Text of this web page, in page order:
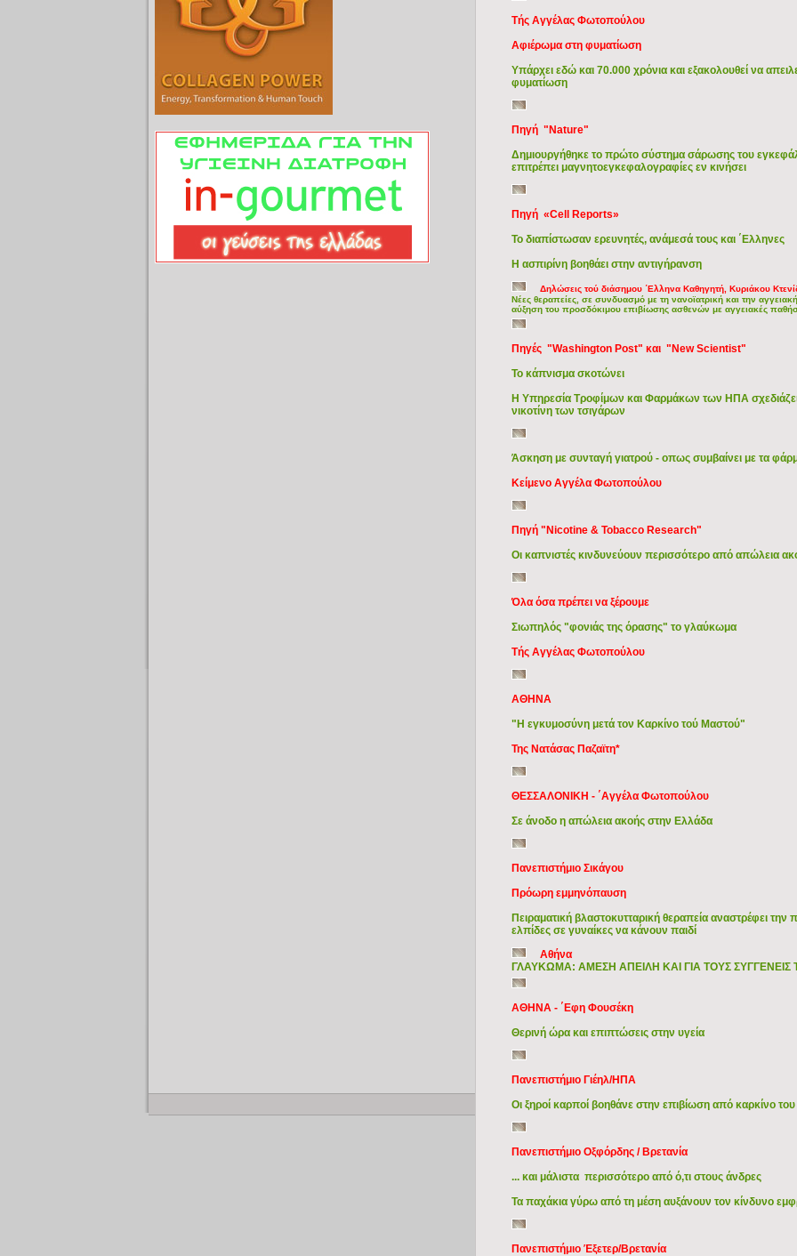
Copyright © 2009 Ιατρικά Θέματα
Τής Αγγέλας Φωτοπούλου
Αφιέρωμα στη φυματίωση
Υπάρχει εδώ και 70.000 χρόνια και εξακολουθεί να
φυματίωση
Πηγή "Nature"
Δημιουργήθηκε το πρώτο σύστημα σάρωσης του
επιτρέπει μαγνητοεγκεφαλογραφίες εν κινήσει
Πηγή «Cell Reports»
Το διαπίστωσαν ερευνητές, ανάμεσά τους και ΄Ελληνες
H ασπιρίνη βοηθάει στην αντιγήρανση
Δηλώσεις τού διάσημου ΄Ελληνα Καθηγητή, Κυριάκου
Νέες θεραπείες, σε συνδυασμό με τη νανοϊατρική και την
αύξηση του προσδόκιμου επιβίωσης ασθενών με αγγειακές
Πηγές "Washington Post" και "New Scientist"
Το κάπνισμα σκοτώνει
Η Υπηρεσία Τροφίμων και Φαρμάκων των ΗΠΑ
νικοτίνη των τσιγάρων
Άσκηση με συνταγή γιατρού - οπως συμβαίνει με τα
Κείμενο Αγγέλα Φωτοπούλου
Πηγή "Nicotine & Tobacco Research"
Οι καπνιστές κινδυνεύουν περισσότερο από απώλεια
Όλα όσα πρέπει να ξέρουμε
Σιωπηλός "φονιάς της όρασης" το γλαύκωμα
Τής Αγγέλας Φωτοπούλου
ΑΘΗΝΑ
"Η εγκυμοσύνη μετά τον Καρκίνο τού Μαστού"
Της Νατάσας Παζαϊτη*
ΘΕΣΣΑΛΟΝΙΚΗ - ΄Αγγέλα Φωτοπούλου
Σε άνοδο η απώλεια ακοής στην Ελλάδα
Πανεπιστήμιο Σικάγου
Πρόωρη εμμηνόπαυση
Πειραματική βλαστοκυτταρική θεραπεία αναστρέφει
ελπίδες σε γυναίκες να κάνουν παιδί
Αθήνα
ΓΛΑΥΚΩΜΑ: ΑΜΕΣΗ ΑΠΕΙΛΗ ΚΑΙ ΓΙΑ ΤΟΥΣ
ΑΘΗΝΑ - ΄Εφη Φουσέκη
Θερινή ώρα και επιπτώσεις στην υγεία
Πανεπιστήμιο Γιέηλ/ΗΠΑ
Οι ξηροί καρποί βοηθάνε στην επιβίωση από καρκίνο του
Πανεπιστήμιο Οξφόρδης / Βρετανία
... και μάλιστα περισσότερο από ό,τι στους άνδρες
Τα παχάκια γύρω από τη μέση αυξάνουν τον κίνδυνο
Πανεπιστήμιο Έξετερ/Βρετανία